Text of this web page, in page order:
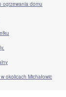
ogrzewania domu
okolicach Michałowic